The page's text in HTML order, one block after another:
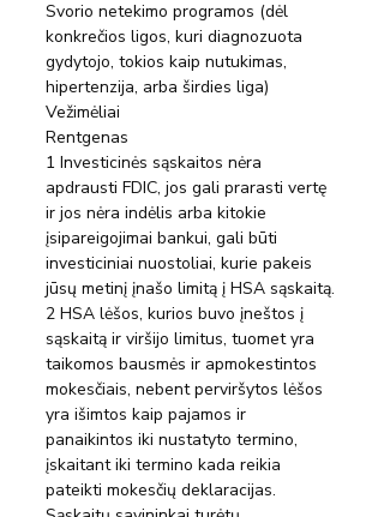
Svorio netekimo programos (dėl
konkrečios ligos, kuri diagnozuota
gydytojo, tokios kaip nutukimas,
hipertenzija, arba širdies liga)
Vežimėliai
Rentgenas
1 Investicinės sąskaitos nėra
apdrausti FDIC, jos gali prarasti vertę
ir jos nėra indėlis arba kitokie
įsipareigojimai bankui, gali būti
investiciniai nuostoliai, kurie pakeis
jūsų metinį įnašo limitą į HSA sąskaitą.
2 HSA lėšos, kurios buvo įneštos į
sąskaitą ir viršijo limitus, tuomet yra
taikomos bausmės ir apmokestintos
mokesčiais, nebent perviršytos lėšos
yra išimtos kaip pajamos ir
panaikintos iki nustatyto termino,
įskaitant iki termino kada reikia
pateikti mokesčių deklaracijas.